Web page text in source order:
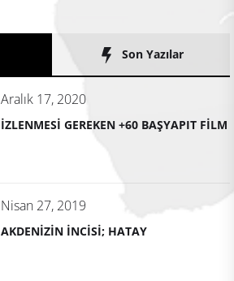
Son Yazılar
Aralık 17, 2020
İZLENMESİ GEREKEN +60 BAŞYAPIT FİLM
Nisan 27, 2019
AKDENİZİN İNCİSİ; HATAY